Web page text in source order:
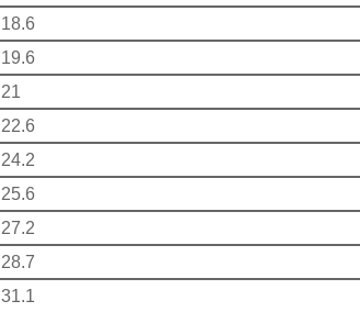
18.6
19.6
21
22.6
24.2
25.6
27.2
28.7
31.1